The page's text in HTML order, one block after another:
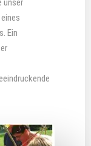
unser
Ein